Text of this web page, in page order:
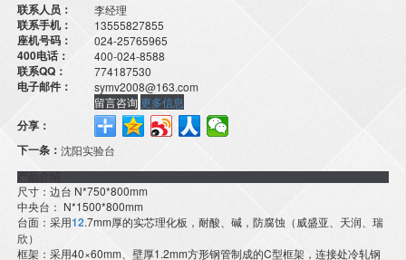
联系人员： 李经理
联系手机： 13555827855
座机号码： 024-25765965
400电话： 400-024-8588
联系QQ： 774187530
电子邮件：
symv2008@163.com
留言咨询 更多信息
分享：
下一条：沈阳实验台
尺寸：边台 N*750*800mm
中央台： N*1500*800mm
台面：采用12.7mm厚的实芯理化板，耐酸、碱，防腐蚀（威盛亚、天润、瑞
欣）
框架：采用40×60mm、壁厚1.2mm方形钢管制成的C型框架，连接处冷轧钢